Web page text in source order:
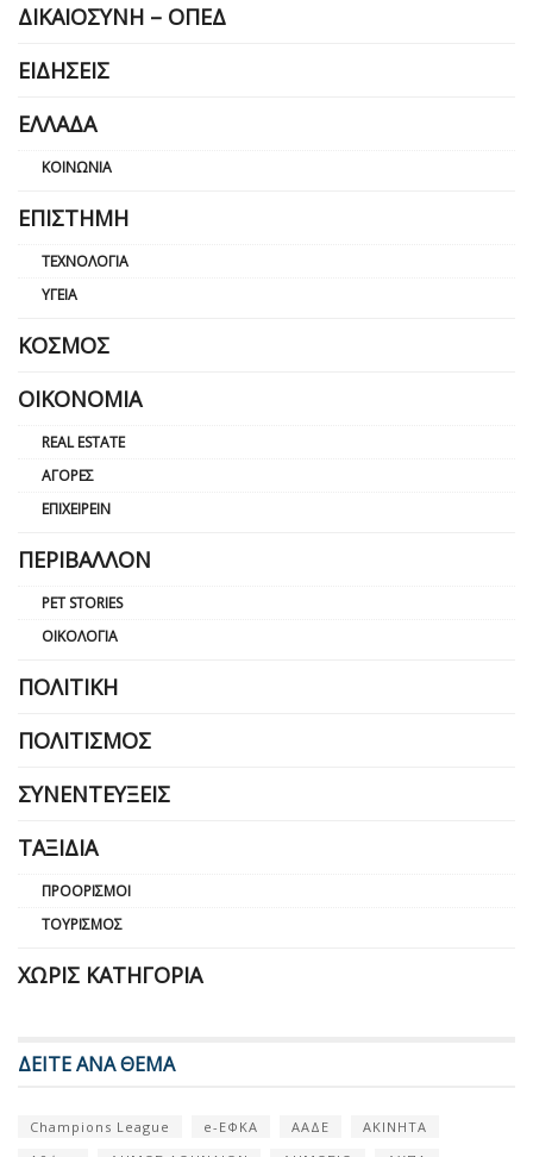
ΔΙΚΑΙΟΣΎΝΗ – ΟΠΕΔ
ΕΙΔΉΣΕΙΣ
ΕΛΛΆΔΑ
ΚΟΙΝΩΝΊΑ
ΕΠΙΣΤΉΜΗ
ΤΕΧΝΟΛΟΓΊΑ
ΥΓΕΊΑ
ΚΌΣΜΟΣ
ΟΙΚΟΝΟΜΊΑ
REAL ESTATE
ΑΓΟΡΈΣ
ΕΠΙΧΕΙΡΕΊΝ
ΠΕΡΙΒΆΛΛΟΝ
PET STORIES
ΟΙΚΟΛΟΓΊΑ
ΠΟΛΙΤΙΚΉ
ΠΟΛΙΤΙΣΜΌΣ
ΣΥΝΕΝΤΕΎΞΕΙΣ
ΤΑΞΊΔΙΑ
ΠΡΟΟΡΙΣΜΟΊ
ΤΟΥΡΙΣΜΌΣ
ΧΩΡΊΣ ΚΑΤΗΓΟΡΊΑ
ΔΕΙΤΕ ΑΝΑ ΘΕΜΑ
Champions League e-ΕΦΚΑ ΑΑΔΕ
ΑΚΙΝΗΤΑ